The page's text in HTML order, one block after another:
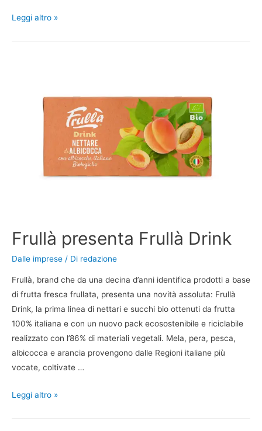
Leggi altro »
Frullà presenta Frullà Drink
Dalle imprese / Di redazione
Frullà, brand che da una decina d’anni identifica prodotti a base
di frutta fresca frullata, presenta una novità assoluta: Frullà
Drink, la prima linea di nettari e succhi bio ottenuti da frutta
100% italiana e con un nuovo pack ecosostenibile e riciclabile
realizzato con l’86% di materiali vegetali. Mela, pera, pesca,
albicocca e arancia provengono dalle Regioni italiane più
vocate, coltivate …
Leggi altro »